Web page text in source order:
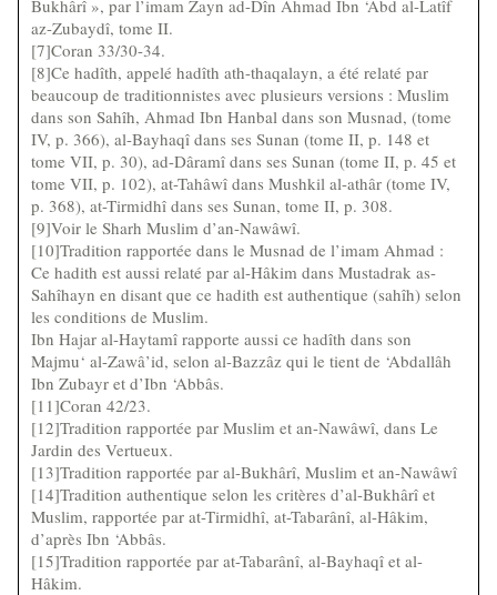
Bukhârî », par l’imam Zayn ad-Dîn Ahmad Ibn ‘Abd al-Latîf
az-Zubaydî, tome II.
[7]Coran 33/30-34.
[8]Ce hadîth, appelé hadîth ath-thaqalayn, a été relaté par
beaucoup de traditionnistes avec plusieurs versions : Muslim
dans son Sahîh, Ahmad Ibn Hanbal dans son Musnad, (tome
IV, p. 366), al-Bayhaqî dans ses Sunan (tome II, p. 148 et
tome VII, p. 30), ad-Dâramî dans ses Sunan (tome II, p. 45 et
tome VII, p. 102), at-Tahâwî dans Mushkil al-athâr (tome IV,
p. 368), at-Tirmidhî dans ses Sunan, tome II, p. 308.
[9]Voir le Sharh Muslim d’an-Nawâwî.
[10]Tradition rapportée dans le Musnad de l’imam Ahmad :
Ce hadith est aussi relaté par al-Hâkim dans Mustadrak as-
Sahîhayn en disant que ce hadith est authentique (sahîh) selon
les conditions de Muslim.
Ibn Hajar al-Haytamî rapporte aussi ce hadîth dans son
Majmu‘ al-Zawâ’id, selon al-Bazzâz qui le tient de ‘Abdallâh
Ibn Zubayr et d’Ibn ‘Abbâs.
[11]Coran 42/23.
[12]Tradition rapportée par Muslim et an-Nawâwî, dans Le
Jardin des Vertueux.
[13]Tradition rapportée par al-Bukhârî, Muslim et an-Nawâwî
[14]Tradition authentique selon les critères d’al-Bukhârî et
Muslim, rapportée par at-Tirmidhî, at-Tabarânî, al-Hâkim,
d’après Ibn ‘Abbâs.
[15]Tradition rapportée par at-Tabarânî, al-Bayhaqî et al-
Hâkim.